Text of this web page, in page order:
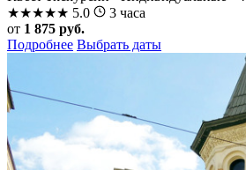
★★★★★ 5.0
3 часа
от 1 875 руб.
Подробнее Выбрать даты